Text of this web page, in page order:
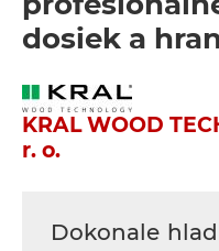
dosiek a
KRAL WOOD
r. o.
Dokonale